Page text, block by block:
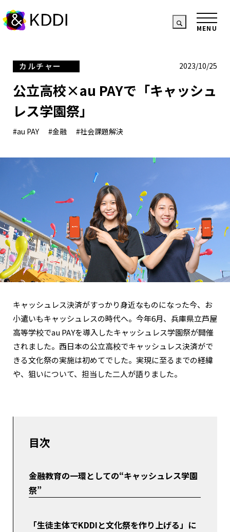
カルチャー 2023/10/25
公立高校×au PAYで「キャッシュ
レス学園祭」
#au PAY #金融 #社会課題解決
キャッシュレス決済がすっかり身近なものになった今、お
小遣いもキャッシュレスの時代へ。今年6月、兵庫県立芦屋
高等学校でau PAYを導入したキャッシュレス学園祭が開催
されました。西日本の公立高校でキャッシュレス決済がで
きる文化祭の実施は初めてでした。実現に至るまでの経緯
や、狙いについて、担当した二人が語りました。
目次
金融教育の一環としての“キャッシュレス学園
祭”
「生徒主体でKDDIと文化祭を作り上げる」に